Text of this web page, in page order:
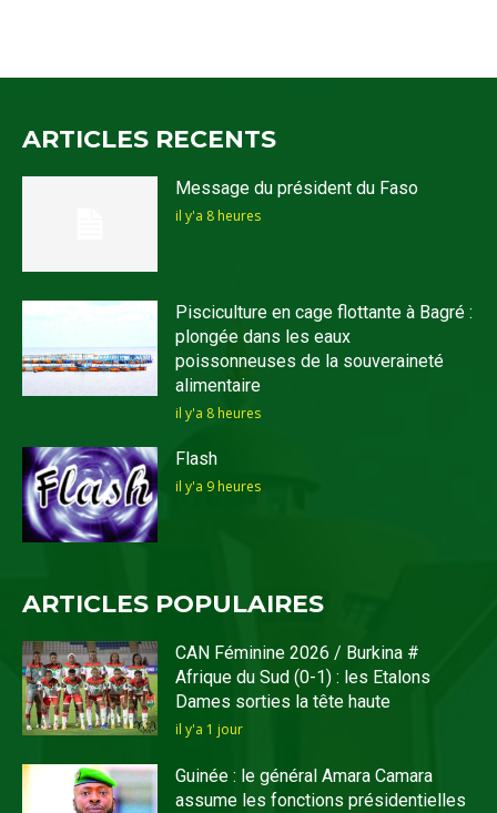
ARTICLES RECENTS
Message du président du Faso
il y'a 8 heures
Pisciculture en cage flottante à Bagré :
plongée dans les eaux
poissonneuses de la souveraineté
alimentaire
il y'a 8 heures
Flash
il y'a 9 heures
ARTICLES POPULAIRES
CAN Féminine 2026 / Burkina #
Afrique du Sud (0-1) : les Etalons
Dames sorties la tête haute
il y'a 1 jour
Guinée : le général Amara Camara
assume les fonctions présidentielles